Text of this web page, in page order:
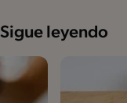
Sigue leyendo